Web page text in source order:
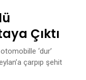
Çıktı
‘dur’
çarpıp şehit